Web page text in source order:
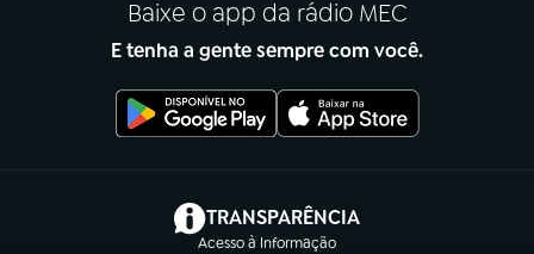
Baixe o app da rádio MEC
E tenha a gente sempre com você.
TRANSPARÊNCIA
Acesso à Informação
(abre em nova aba)